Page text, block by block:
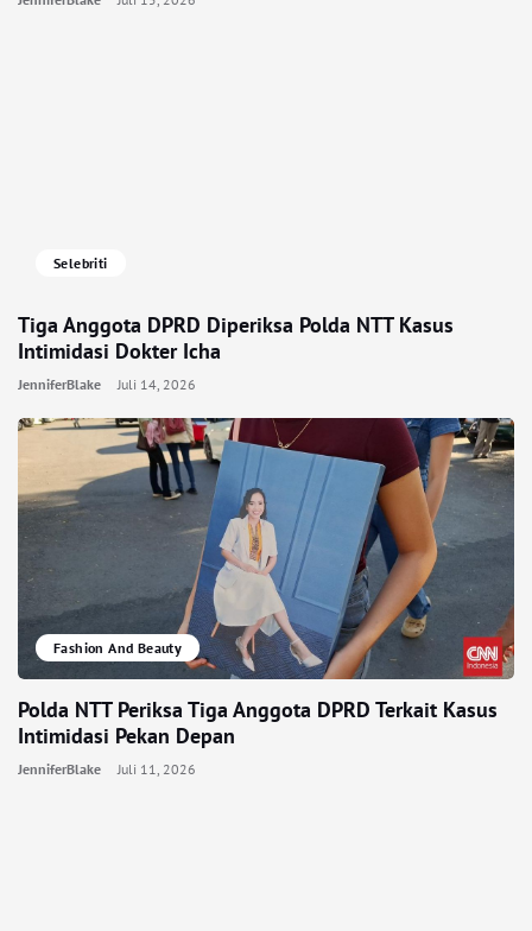
Selebriti
Tiga Anggota DPRD Diperiksa Polda NTT Kasus
Intimidasi Dokter Icha
JenniferBlake Juli 14, 2026
Fashion And Beauty
Polda NTT Periksa Tiga Anggota DPRD Terkait Kasus
Intimidasi Pekan Depan
JenniferBlake Juli 11, 2026